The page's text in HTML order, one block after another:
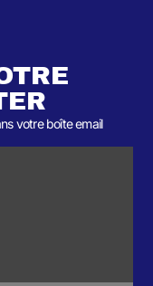
votre boîte email